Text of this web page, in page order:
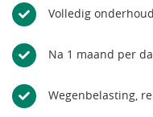
Volledig
Na 1 maand per
Wegenbelasting,